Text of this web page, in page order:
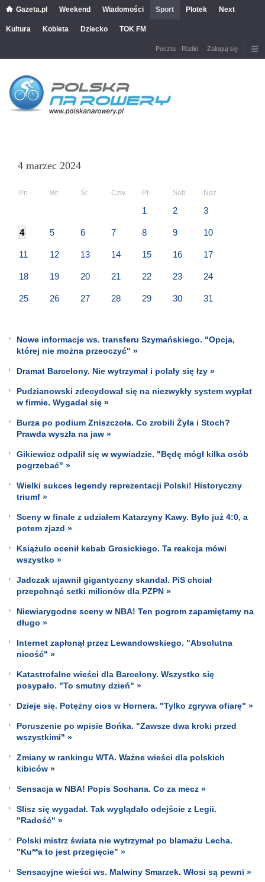
Gazeta.pl Weekend Wiadomości Sport Plotek Next
Kultura Kobieta Dziecko TOK FM
Poczta Radio Zaloguj się
4 marzec 2024
Pn Wt Śr Czw Pt Sob Ndz
1 2 3
4 5 6 7 8 9 10
11 12 13 14 15 16 17
18 19 20 21 22 23 24
25 26 27 28 29 30 31
Nowe informacje ws. transferu Szymańskiego. "Opcja,
której nie można przeoczyć" »
Dramat Barcelony. Nie wytrzymał i polały się łzy »
Pudzianowski zdecydował się na niezwykły system wypłat
w firmie. Wygadał się »
Burza po podium Zniszczoła. Co zrobili Żyła i Stoch?
Prawda wyszła na jaw »
Gikiewicz odpalił się w wywiadzie. "Będę mógł kilka osób
pogrzebać" »
Wielki sukces legendy reprezentacji Polski! Historyczny
triumf »
Sceny w finale z udziałem Katarzyny Kawy. Było już 4:0, a
potem zjazd »
Książulo ocenił kebab Grosickiego. Ta reakcja mówi
wszystko »
Jadczak ujawnił gigantyczny skandal. PiS chciał
przepchnąć setki milionów dla PZPN »
Niewiarygodne sceny w NBA! Ten pogrom zapamiętamy na
długo »
Internet zapłonął przez Lewandowskiego. "Absolutna
nicość" »
Katastrofalne wieści dla Barcelony. Wszystko się
posypało. "To smutny dzień" »
Dzieje się. Potężny cios w Hornera. "Tylko zgrywa ofiarę" »
Poruszenie po wpisie Bońka. "Zawsze dwa kroki przed
wszystkimi" »
Zmiany w rankingu WTA. Ważne wieści dla polskich
kibiców »
Sensacja w NBA! Popis Sochana. Co za mecz »
Slisz się wygadał. Tak wyglądało odejście z Legii.
"Radość" »
Polski mistrz świata nie wytrzymał po blamażu Lecha.
"Ku**a to jest przegięcie" »
Sensacyjne wieści ws. Malwiny Smarzek. Włosi są pewni »